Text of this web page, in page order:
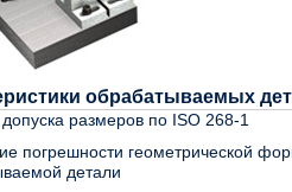
обрабатываемых
допуска размеров по ISO 268-1
погрешности геометрической
детали